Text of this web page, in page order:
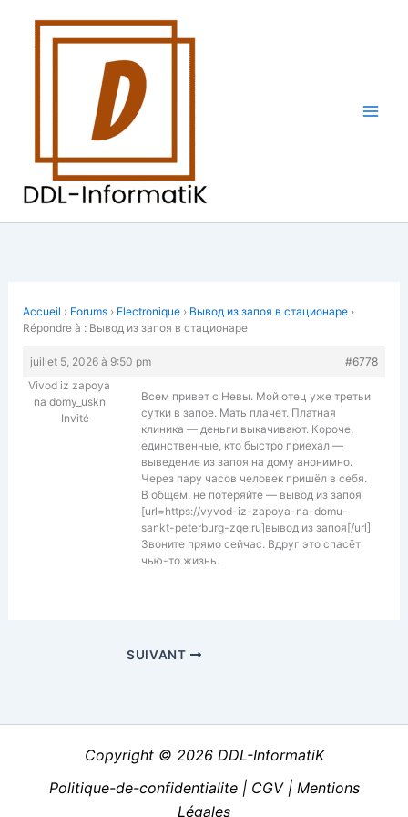
Accueil › Forums › Electronique › Вывод из запоя в стационаре ›
Répondre à : Вывод из запоя в стационаре
juillet 5, 2026 à 9:50 pm
#6778
Vivod iz zapoya
na domy_uskn
Invité
Всем привет с Невы. Мой отец уже третьи
сутки в запое. Мать плачет. Платная
клиника — деньги выкачивают. Короче,
единственные, кто быстро приехал —
выведение из запоя на дому анонимно.
Через пару часов человек пришёл в себя.
В общем, не потеряйте — вывод из запоя
[url=https://vyvod-iz-zapoya-na-domu-
sankt-peterburg-zqe.ru]вывод из запоя[/url]
Звоните прямо сейчас. Вдруг это спасёт
чью-то жизнь.
SUIVANT
Copyright © 2026 DDL-InformatiK
Politique-de-confidentialite | CGV | Mentions
Légales